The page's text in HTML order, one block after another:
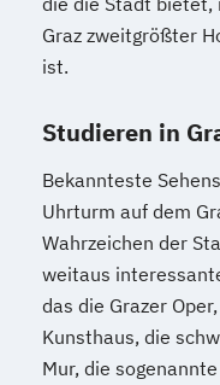
Mediendesign
Nachhaltiges
Online Marketing
Online
Graz zweitgrößter
ist.
Studieren in
Bekannteste
Uhrturm auf dem
Wahrzeichen der
weitaus
das die Grazer
Kunsthaus, die
Mur, die